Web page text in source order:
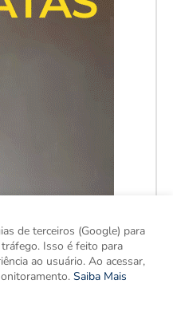
de terceiros (Google) para
Isso é feito para
ao usuário. Ao acessar,
Saiba Mais